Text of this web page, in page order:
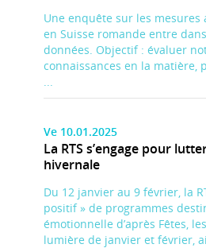
Une enquête sur les
en Suisse romande entre
données. Objectif : évaluer
connaissances en la matière,
...
Ve 10.01.2025
La RTS s’engage pour
hivernale
Du 12 janvier au 9 février, la
positif » de programmes
émotionnelle d’après Fêtes,
lumière de janvier et février,